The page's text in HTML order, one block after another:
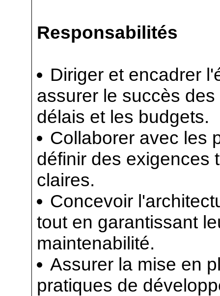
Responsabilités
Diriger et encadrer
assurer le succès
délais et les budgets.
Collaborer avec les
définir des exigences
claires.
Concevoir
tout en garantissant
maintenabilité.
Assurer la mise en
pratiques de